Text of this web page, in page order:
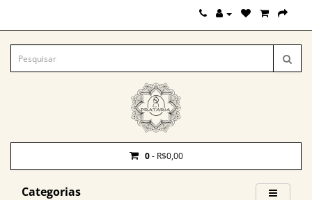
0- R$0,00
Categorias